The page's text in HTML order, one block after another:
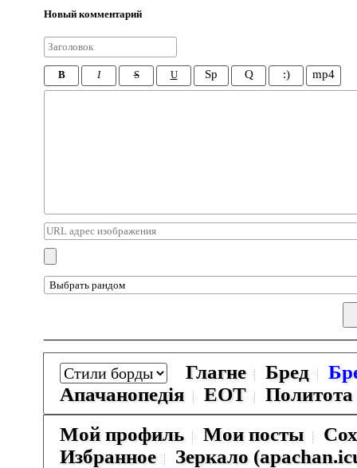
Новый комментарий
B I S U Sp Q :) mp4
Глагне Бред
Апачанопедiя
ЕОТ
Политота
Мой профиль
Мои посты
Избранное
Зеркало